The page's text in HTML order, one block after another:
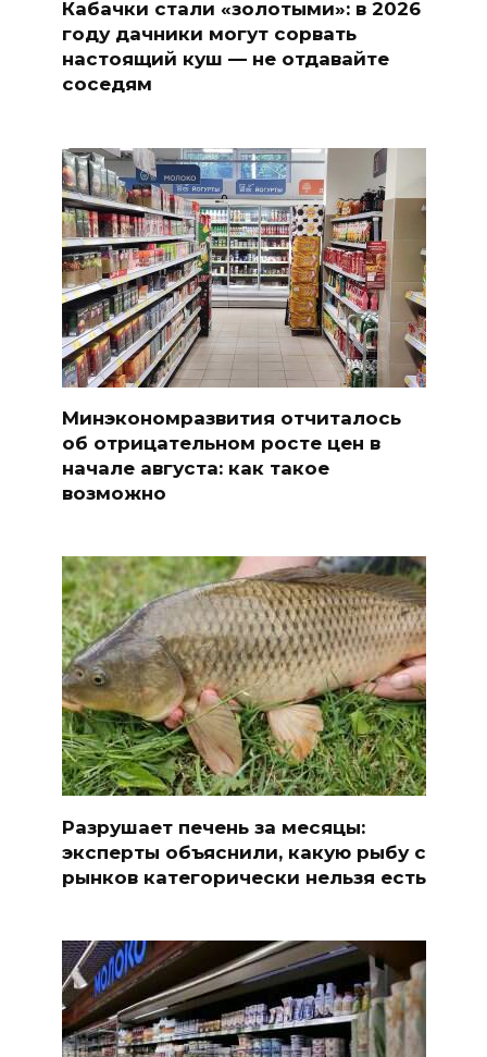
Кабачки стали «золотыми»: в 2026
году дачники могут сорвать
настоящий куш — не отдавайте
соседям
Минэкономразвития отчиталось
об отрицательном росте цен в
начале августа: как такое
возможно
Разрушает печень за месяцы:
эксперты объяснили, какую рыбу с
рынков категорически нельзя есть